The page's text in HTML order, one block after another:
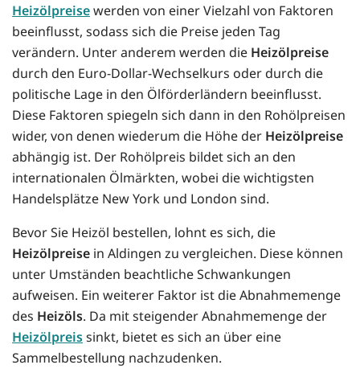
Heizölpreisewerden von einer Vielzahl von Faktoren
beeinflusst, sodass sich die Preise jeden Tag
verändern. Unter anderem werden die Heizölpreise
durch den Euro-Dollar-Wechselkurs oder durch die
politische Lage in den Ölförderländern beeinflusst.
Diese Faktoren spiegeln sich dann in den Rohölpreisen
wider, von denen wiederum die Höhe der Heizölpreise
abhängig ist. Der Rohölpreis bildet sich an den
internationalen Ölmärkten, wobei die wichtigsten
Handelsplätze New York und London sind.
Bevor Sie Heizöl bestellen, lohnt es sich, die
Heizölpreise in Aldingen zu vergleichen. Diese können
unter Umständen beachtliche Schwankungen
aufweisen. Ein weiterer Faktor ist die Abnahmemenge
des Heizöls. Da mit steigender Abnahmemenge der
Heizölpreissinkt, bietet es sich an über eine
Sammelbestellung nachzudenken.